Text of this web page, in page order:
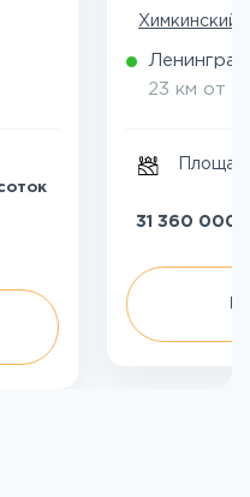
Химкинский
23 км от
31 360 000